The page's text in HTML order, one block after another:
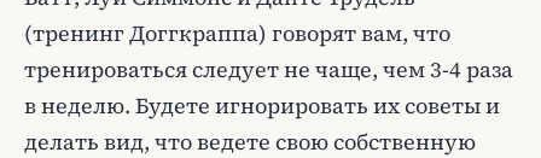
(тренинг Доггкраппа) говорят вам, что
тренироваться следует не чаще, чем 3-4 раза
в неделю. Будете игнорировать их советы и
делать вид, что ведете свою собственную